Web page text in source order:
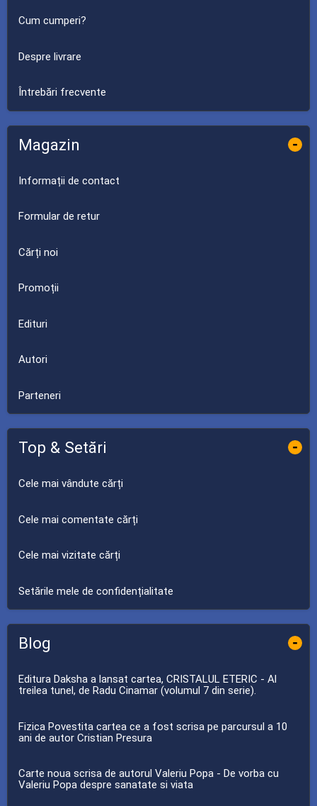
Cum cumperi?
Despre livrare
Întrebări frecvente
Magazin -
Informații de contact
Formular de retur
Cărți noi
Promoții
Edituri
Autori
Parteneri
Top & Setări -
Cele mai vândute cărți
Cele mai comentate cărți
Cele mai vizitate cărți
Setările mele de confidențialitate
Blog -
Editura Daksha a lansat cartea, CRISTALUL ETERIC - Al
treilea tunel, de Radu Cinamar (volumul 7 din serie).
Fizica Povestita cartea ce a fost scrisa pe parcursul a 10
ani de autor Cristian Presura
Carte noua scrisa de autorul Valeriu Popa - De vorba cu
Valeriu Popa despre sanatate si viata